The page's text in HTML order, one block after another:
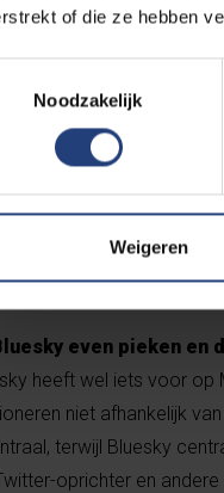
of die ze hebben
Noodzakelijk
Weigeren
onze hoop in
maar dat is dan
zal Bluesky daar
even pieken en
heeft wel iets voor
niet afhankelijk
terwijl Bluesky
oprichter en